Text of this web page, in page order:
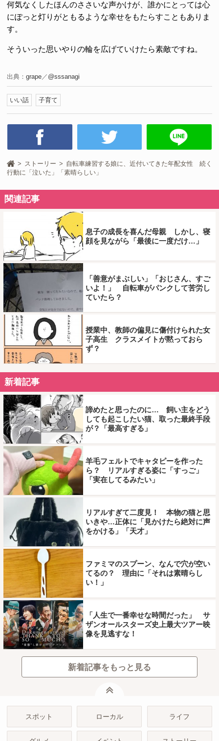
何気なくしたほんのささいな声かけが、誰かにとっては心
にぽっと灯りがともるような幸せをもたらすこともありま
す。
そういった思いやりの輪を広げていけたら素敵ですね。
出典： grape／ @sssanagi
いい話 子育て
ストーリー
自転車練習する娘に、近付いてきた年配女性 続く
行動に「泣いた」「素晴らしい」
関連記事
息子の成長を喜んだ母親 しかし、寝
顔を見ながら「最後に一度だけ…」
「善意がまぶしい」「おじさん、すご
いよ！」 自転車がパンクして苦労し
ていたら？
授業中、教師の偏見に傷付けられた女
子高生 クラスメイトが黙っておら
ず？
新着記事
諦めたと思ったのに… 飼い主をどう
しても起こしたい猫、取った最終手段
が？「最高すぎる」
羊毛フェルトでキャタピーを作った
ら？ リアルすぎる姿に「すっご」
「実在してるみたい」
リアルすぎて二度見！ 本物の猫と思
いきや…正体に「見かけたら絶対に声
をかける」「天才」
ファミマのスプーン、なんで穴が空い
てるの？ 理由に「それは素晴らし
い！」
「人生で一番幸せな時間だった」 サ
ザンオールスターズ史上最大ツアー映
像を見逃すな！
新着記事をもっと見る
スポット ローカル ライフ